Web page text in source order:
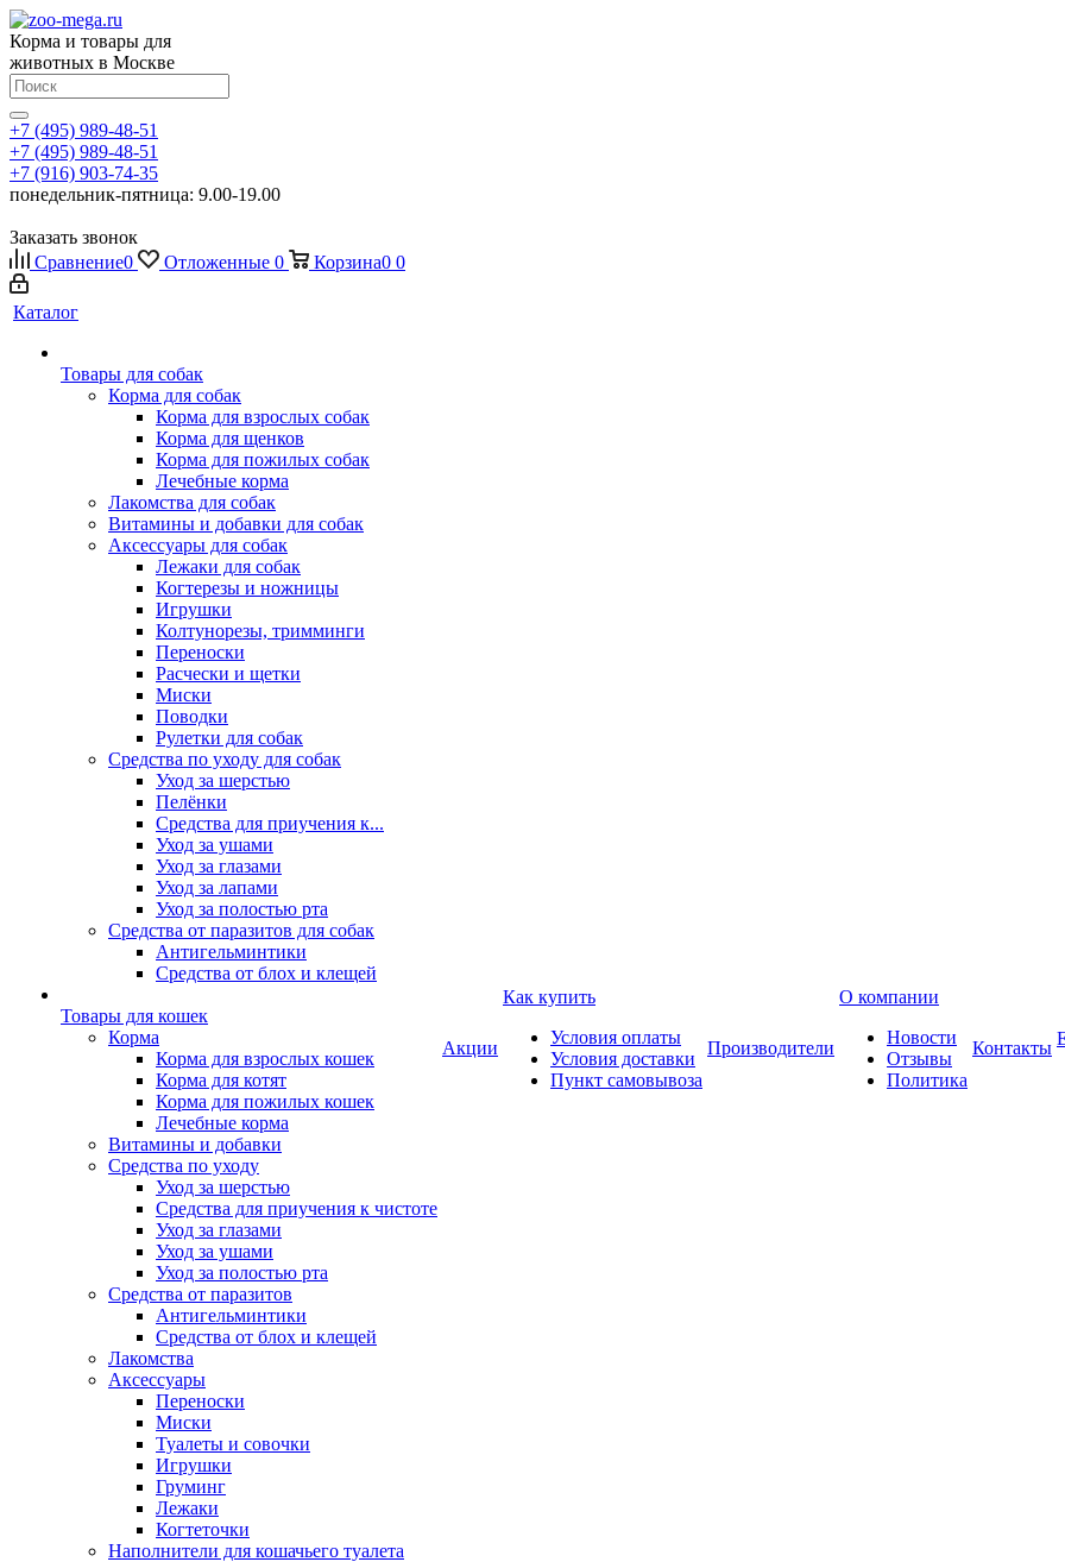
Корма и товары для
животных в Москве
+7 (495) 989-48-51
+7 (495) 989-48-51
+7 (916) 903-74-35
понедельник-пятница: 9.00-19.00
Заказать звонок
Сравнение0 Отложенные 0 Корзина0 0
Каталог
Товары для собак
Корма для собак
Корма для взрослых собак
Корма для щенков
Корма для пожилых собак
Лечебные корма
Лакомства для собак
Витамины и добавки для собак
Аксессуары для собак
Лежаки для собак
Когтерезы и ножницы
Игрушки
Колтунорезы, тримминги
Переноски
Расчески и щетки
Миски
Поводки
Рулетки для собак
Средства по уходу для собак
Уход за шерстью
Пелёнки
Средства для приучения к...
Уход за ушами
Уход за глазами
Уход за лапами
Уход за полостью рта
Средства от паразитов для собак
Антигельминтики
Средства от блох и клещей
Товары для кошек
Корма
Корма для взрослых кошек
Корма для котят
Корма для пожилых кошек
Лечебные корма
Витамины и добавки
Средства по уходу
Уход за шерстью
Средства для приучения к чистоте
Уход за глазами
Уход за ушами
Уход за полостью рта
Средства от паразитов
Антигельминтики
Средства от блох и клещей
Лакомства
Аксессуары
Переноски
Миски
Туалеты и совочки
Игрушки
Груминг
Лежаки
Когтеточки
Наполнители для кошачьего туалета
Акции
Как купить
Условия оплаты
Условия доставки
Пункт самовывоза
Производители
О компании
Новости
Отзывы
Политика
Контакты